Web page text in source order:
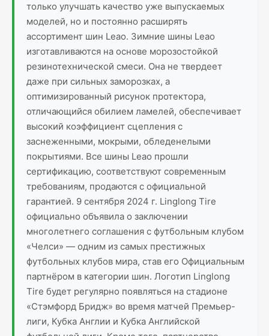
только улучшать качество уже выпускаемых
моделей, но и постоянно расширять
ассортимент шин Leao. Зимние шины Leao
изготавливаются на основе морозостойкой
резинотехнической смеси. Она не твердеет
даже при сильных заморозках, а
оптимизированный рисунок протектора,
отличающийся обилием ламелей, обеспечивает
высокий коэффициент сцепления с
заснеженными, мокрыми, обледенелыми
покрытиями. Все шины Leao прошли
сертификацию, соответствуют современным
требованиям, продаются с официальной
гарантией. 9 сентября 2024 г. Linglong Tire
официально объявила о заключении
многолетнего соглашения с футбольным клубом
«Челси» — одним из самых престижных
футбольных клубов мира, став его Официальным
партнёром в категории шин. Логотип Linglong
Tire будет регулярно появляться на стадионе
«Стэмфорд Бридж» во время матчей Премьер-
лиги, Кубка Англии и Кубка Английской